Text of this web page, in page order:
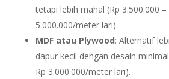
tetapi lebih mahal (Rp 3.500.000 –
5.000.000/meter lari).
MDF atau Plywood: Alternatif
dapur kecil dengan desain
Rp 3.000.000/meter lari).